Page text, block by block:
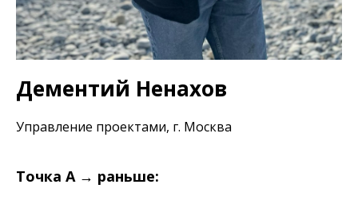
Дементий Ненахов
Управление проектами, г. Москва
Точка А → раньше: